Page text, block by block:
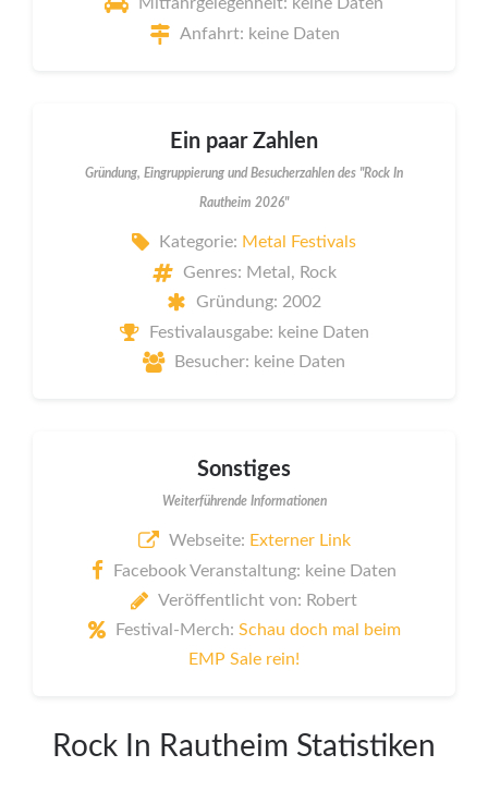
Mitfahrgelegenheit: keine Daten
Anfahrt: keine Daten
Ein paar Zahlen
Gründung, Eingruppierung und Besucherzahlen des "Rock In
Rautheim 2026"
Kategorie: Metal Festivals
Genres: Metal, Rock
Gründung: 2002
Festivalausgabe: keine Daten
Besucher: keine Daten
Sonstiges
Weiterführende Informationen
Webseite: Externer Link
Facebook Veranstaltung: keine Daten
Veröffentlicht von: Robert
Festival-Merch: Schau doch mal beim
EMP Sale rein!
Rock In Rautheim Statistiken